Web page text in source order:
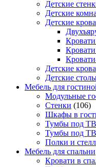
Детские
Детские
Детские
Детские
Детские
Мебель для
Модульные
Стенки (106)
Шкафы в
Тумбы под ТВ
Тумбы под ТВ
Полки и
Мебель для спальни
Кровати в